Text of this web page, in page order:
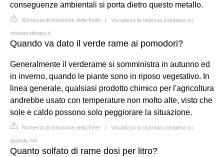
conseguenze ambientali si porta dietro questo metallo.
Richiesta di rimozione della fonte | Visualizza la risposta completa su
ortodacoltivare.it
Quando va dato il verde rame ai pomodori?
Generalmente il verderame si somministra in autunno ed
in inverno, quando le piante sono in riposo vegetativo. In
linea generale, qualsiasi prodotto chimico per l'agricoltura
andrebbe usato con temperature non molto alte, visto che
sole e caldo possono solo peggiorare la situazione.
Richiesta di rimozione della fonte | Visualizza la risposta completa su
quando.net
Quanto solfato di rame dosi per litro?